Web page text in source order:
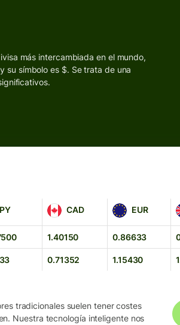
más intercambiada en el mundo,
su símbolo es $. Se trata de una
CAD
CAD EUR
EUR
1.40150 0.86633
0.71352 1.15430
tradicionales suelen tener costes
Nuestra tecnología inteligente nos